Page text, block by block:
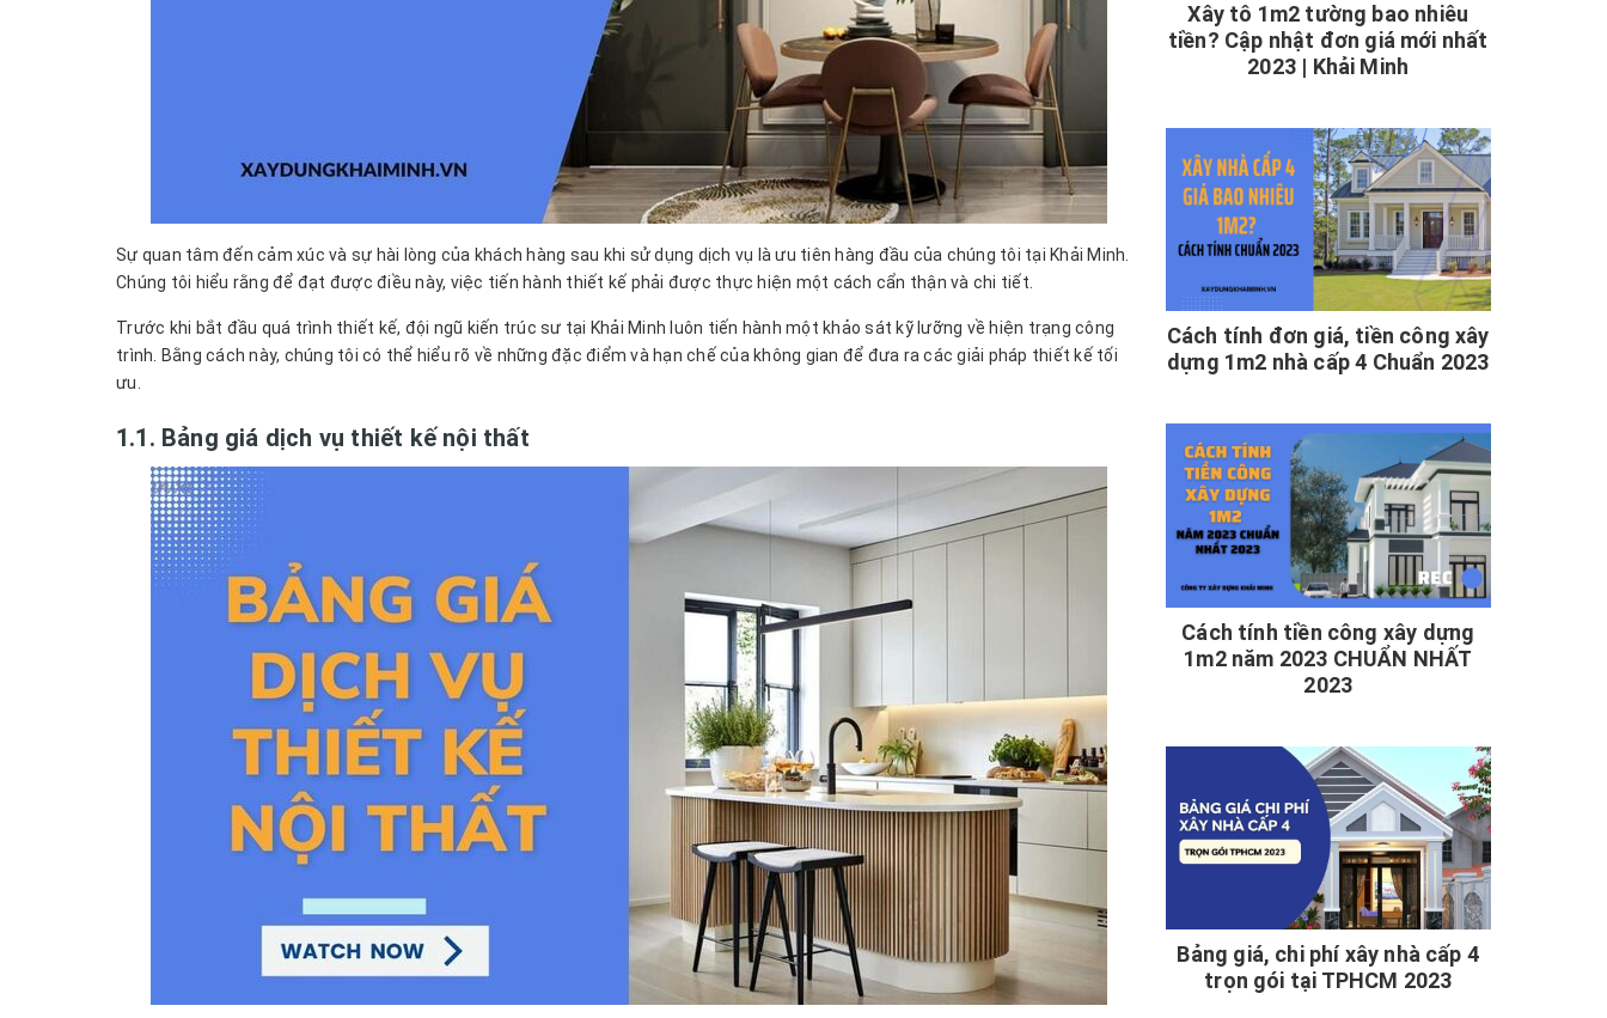
Sự quan tâm đến cảm xúc và sự hài lòng của khách hàng sau khi sử dụng dịch vụ là ưu tiên hàng đầu của chúng tôi tại Khải Minh.
Chúng tôi hiểu rằng để đạt được điều này, việc tiến hành thiết kế phải được thực hiện một cách cẩn thận và chi tiết.
Trước khi bắt đầu quá trình thiết kế, đội ngũ kiến trúc sư tại Khải Minh luôn tiến hành một khảo sát kỹ lưỡng về hiện trạng công
trình. Bằng cách này, chúng tôi có thể hiểu rõ về những đặc điểm và hạn chế của không gian để đưa ra các giải pháp thiết kế tối
ưu.
1.1. Bảng giá dịch vụ thiết kế nội thất
Xây tô 1m2 tường bao nhiêu
tiền? Cập nhật đơn giá mới nhất
2023 | Khải Minh
Cách tính đơn giá, tiền công xây
dựng 1m2 nhà cấp 4 Chuẩn 2023
Cách tính tiền công xây dựng
1m2 năm 2023 CHUẨN NHẤT
2023
Bảng giá, chi phí xây nhà cấp 4
trọn gói tại TPHCM 2023